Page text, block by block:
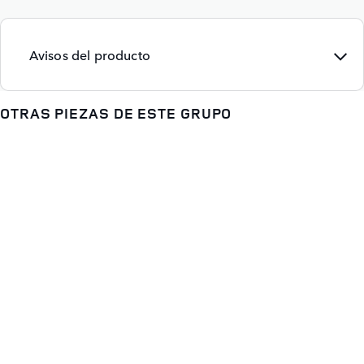
Avisos del producto
OTRAS PIEZAS DE ESTE GRUPO